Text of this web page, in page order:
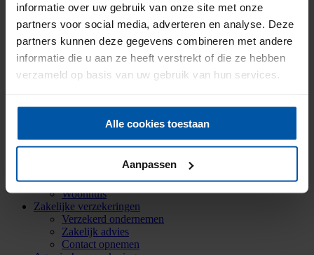
informatie over uw gebruik van onze site met onze
partners voor social media, adverteren en analyse. Deze
partners kunnen deze gegevens combineren met andere
informatie die u aan ze heeft verstrekt of die ze hebben
verzameld op basis van uw gebruik van hun services.
Alle cookies toestaan
Aanpassen
Particuliere verzekeringen
Aansprakelijkheid
Auto
Bromfiets
Doorlopende reis
Inboedel
Kostbaarheden
Mobiele dekking
Oldtimer
Rechtsbijstand
Verkeersschadeverzekering
Woonhuis
Zakelijke verzekeringen
Verzekerd ondernemen
Zakelijk advies
Contact opnemen